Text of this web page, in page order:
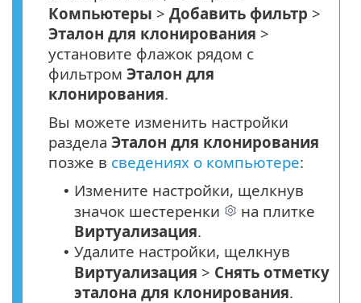
Компьютеры > Добавить фильтр >
Эталон для клонирования >
установите флажок рядом с
фильтром Эталон для
клонирования.
Вы можете изменить настройки
раздела Эталон для клонирования
позже в сведениях о компьютере:
• Измените настройки, щелкнув
значок шестеренки
на плитке
Виртуализация.
• Удалите настройки, щелкнув
Виртуализация > Снять отметку
эталона для клонирования.